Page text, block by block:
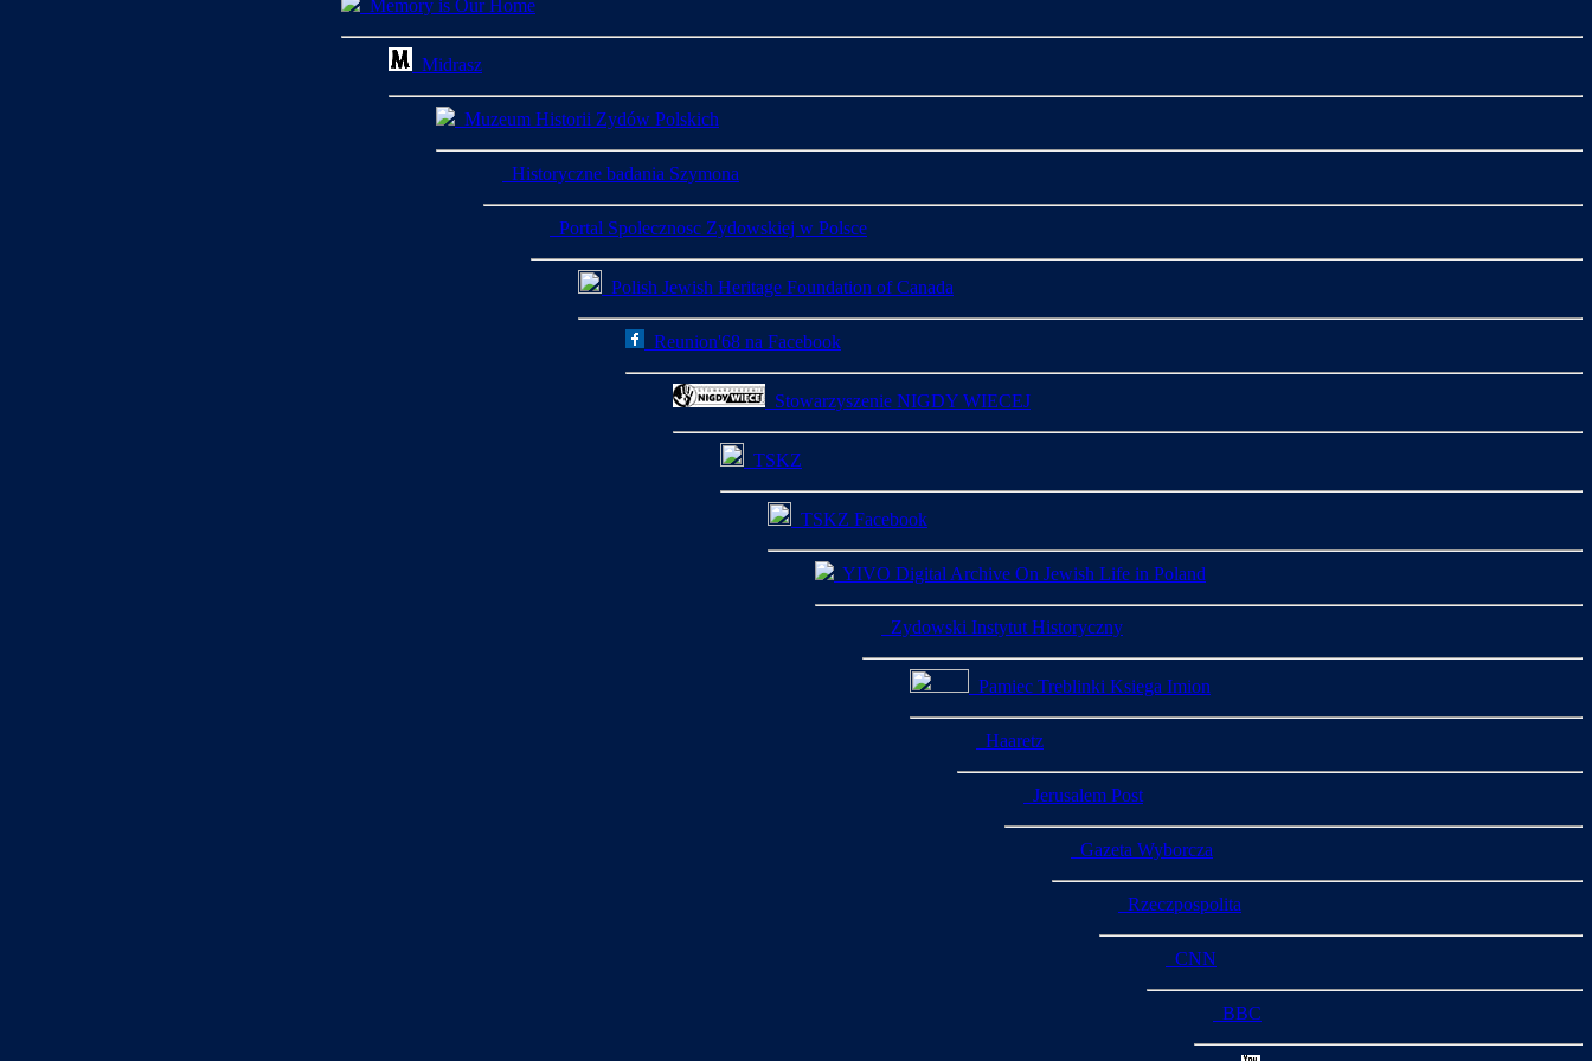
Memory is Our Home
Midrasz
Muzeum Historii Zydów Polskich
Historyczne badania Szymona
Portal Spolecznosc Zydowskiej w Polsce
Polish Jewish Heritage Foundation of Canada
Reunion'68 na Facebook
Stowarzyszenie NIGDY WIECEJ
TSKZ
TSKZ Facebook
YIVO Digital Archive On Jewish Life in Poland
Zydowski Instytut Historyczny
Pamiec Treblinki Ksiega Imion
Haaretz
Jerusalem Post
Gazeta Wyborcza
Rzeczpospolita
CNN
BBC